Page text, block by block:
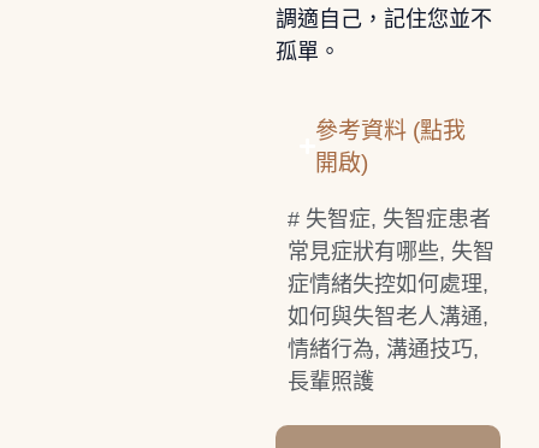
調適自己，記住您並不
孤單。
參考資料 (點我
開啟)
# 失智症, 失智症患者
常見症狀有哪些, 失智
症情緒失控如何處理,
如何與失智老人溝通,
情緒行為, 溝通技巧,
長輩照護